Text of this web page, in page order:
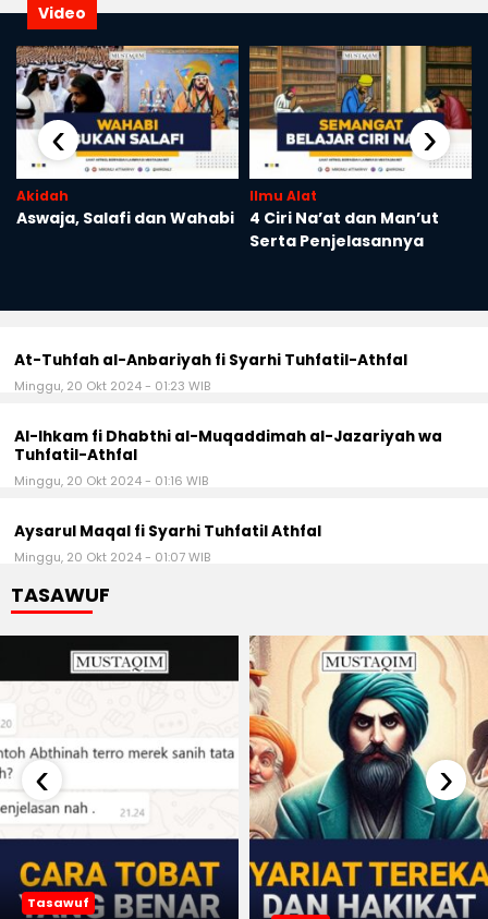
Video
Akidah
Aswaja, Salafi dan Wahabi
Ilmu Alat
4 Ciri Na’at dan Man’ut
Serta Penjelasannya
‹ ›
At-Tuhfah al-Anbariyah fi Syarhi Tuhfatil-Athfal
Minggu, 20 Okt 2024 - 01:23 WIB
Al-Ihkam fi Dhabthi al-Muqaddimah al-Jazariyah wa
Tuhfatil-Athfal
Minggu, 20 Okt 2024 - 01:16 WIB
Aysarul Maqal fi Syarhi Tuhfatil Athfal
Minggu, 20 Okt 2024 - 01:07 WIB
TASAWUF
Tasawuf
‹ ›